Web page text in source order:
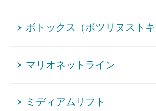
ボトックス（ボツリヌスト
マリオネットライン
ミディアムリフト